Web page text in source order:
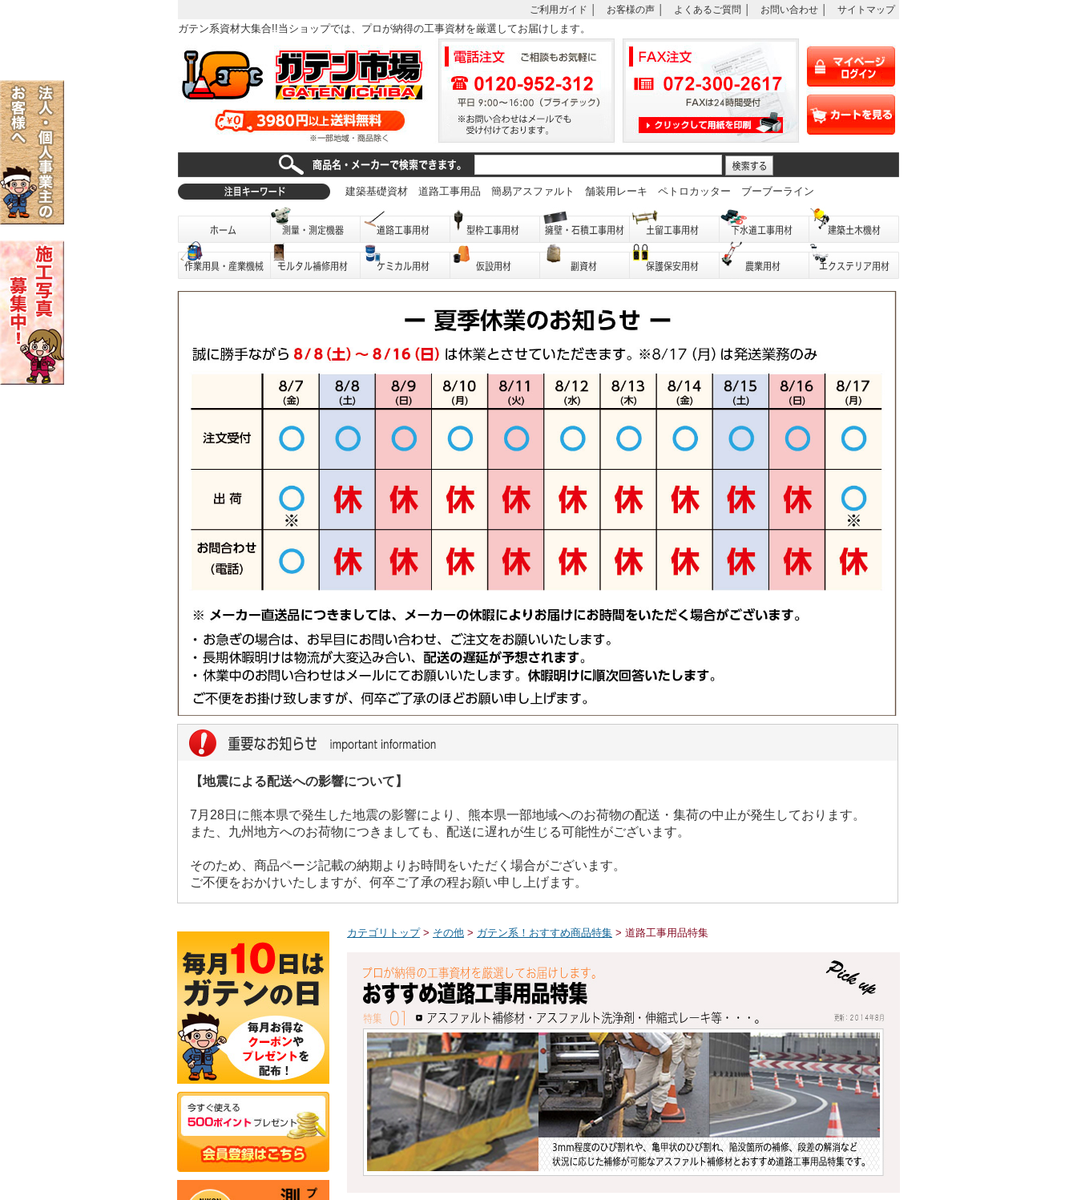
ご利用ガイド お客様の声 よくあるご質問 お問い合わせ サイトマップ
ガテン系資材大集合!!当ショップでは、プロが納得の工事資材を厳選してお届けします。
建築基礎資材 道路工事用品 簡易アスファルト 舗装用レーキ ペトロカッター ブーブーライン
【地震による配送への影響について】
7月28日に熊本県で発生した地震の影響により、熊本県一部地域へのお荷物の配送・集荷の中止が発生しております。
また、九州地方へのお荷物につきましても、配送に遅れが生じる可能性がございます。
そのため、商品ページ記載の納期よりお時間をいただく場合がございます。
ご不便をおかけいたしますが、何卒ご了承の程お願い申し上げます。
カテゴリトップ> その他 > ガテン系！おすすめ商品特集 > 道路工事用品特集